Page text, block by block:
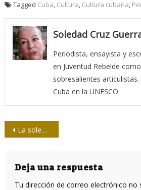
Tagged Cuba Cultura Cultura cubana
Soledad Cruz
Periodista, ensayista y
en Juventud Rebelde
sobresalientes
Cuba en la UNESCO.
Navegación
entradas
La soledad compartida de la emoción crítica
Deja una respuesta
Tu dirección de correo electrónico no